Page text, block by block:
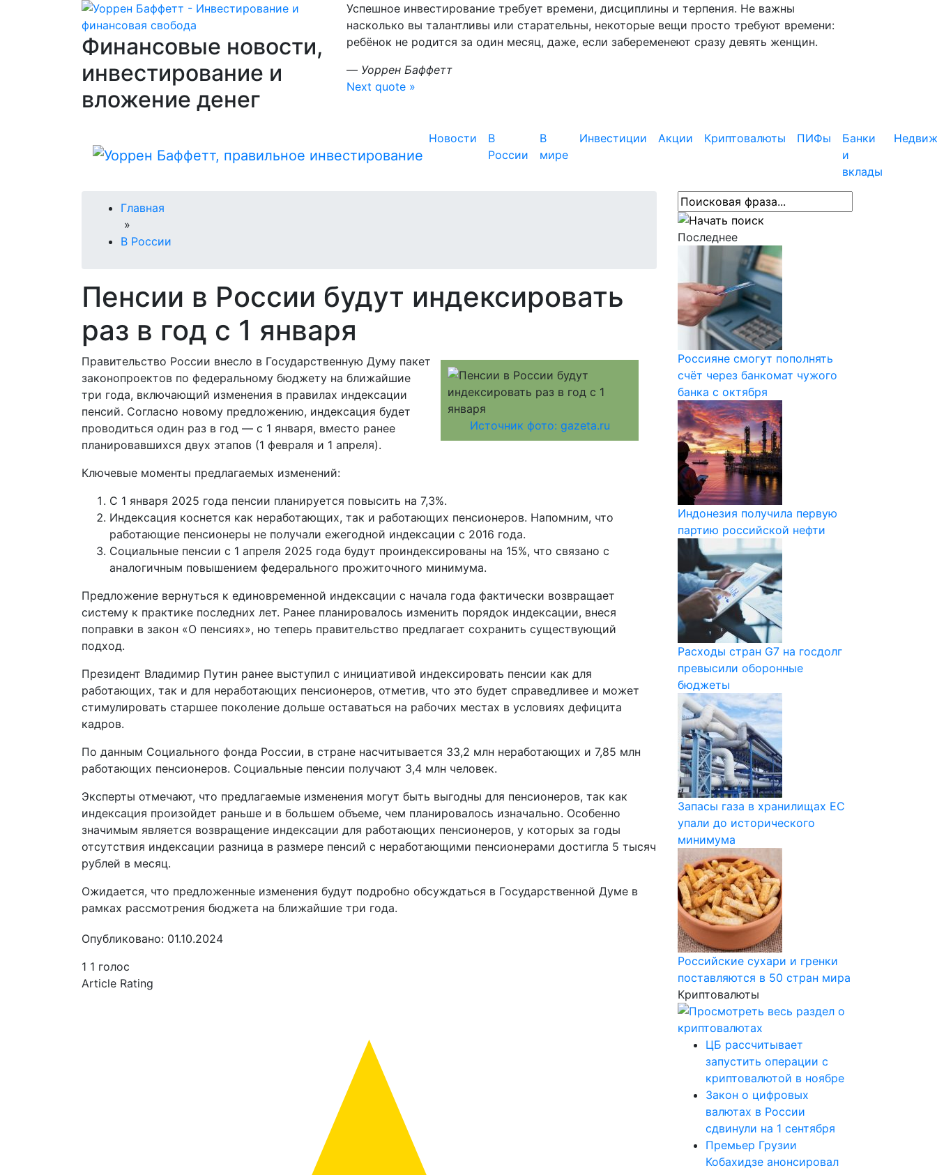
Финансовые новости,
инвестирование и
вложение денег
Успешное инвестирование требует времени, дисциплины и терпения. Не важны
насколько вы талантливы или старательны, некоторые вещи просто требуют времени:
ребёнок не родится за один месяц, даже, если забеременеют сразу девять женщин.
— Уоррен Баффетт
Next quote »
Новости
В
России
В
мире
Инвестиции Акции Криптовалюты ПИФы
Банки
и
вклады
Главная
»
В России
Пенсии в России будут индексировать
раз в год с 1 января
Источник фото: gazeta.ru
Правительство России внесло в Государственную Думу пакет
законопроектов по федеральному бюджету на ближайшие
три года, включающий изменения в правилах индексации
пенсий. Согласно новому предложению, индексация будет
проводиться один раз в год — с 1 января, вместо ранее
планировавшихся двух этапов (1 февраля и 1 апреля).
Ключевые моменты предлагаемых изменений:
С 1 января 2025 года пенсии планируется повысить на 7,3%.
Индексация коснется как неработающих, так и работающих пенсионеров. Напомним, что
работающие пенсионеры не получали ежегодной индексации с 2016 года.
Социальные пенсии с 1 апреля 2025 года будут проиндексированы на 15%, что связано с
аналогичным повышением федерального прожиточного минимума.
Предложение вернуться к единовременной индексации с начала года фактически возвращает
систему к практике последних лет. Ранее планировалось изменить порядок индексации, внеся
поправки в закон «О пенсиях», но теперь правительство предлагает сохранить существующий
подход.
Президент Владимир Путин ранее выступил с инициативой индексировать пенсии как для
работающих, так и для неработающих пенсионеров, отметив, что это будет справедливее и может
стимулировать старшее поколение дольше оставаться на рабочих местах в условиях дефицита
кадров.
По данным Социального фонда России, в стране насчитывается 33,2 млн неработающих и 7,85 млн
работающих пенсионеров. Социальные пенсии получают 3,4 млн человек.
Эксперты отмечают, что предлагаемые изменения могут быть выгодны для пенсионеров, так как
индексация произойдет раньше и в большем объеме, чем планировалось изначально. Особенно
значимым является возвращение индексации для работающих пенсионеров, у которых за годы
отсутствия индексации разница в размере пенсий с неработающими пенсионерами достигла 5 тысяч
рублей в месяц.
Ожидается, что предложенные изменения будут подробно обсуждаться в Государственной Думе в
рамках рассмотрения бюджета на ближайшие три года.
Опубликовано: 01.10.2024
1 1 голос
Article Rating
Последнее
Россияне смогут пополнять
счёт через банкомат чужого
банка с октября
Индонезия получила первую
партию российской нефти
Расходы стран G7 на госдолг
превысили оборонные
бюджеты
Запасы газа в хранилищах ЕС
упали до исторического
минимума
Российские сухари и гренки
поставляются в 50 стран мира
Криптовалюты
ЦБ рассчитывает
запустить операции с
криптовалютой в ноябре
Закон о цифровых
валютах в России
сдвинули на 1 сентября
Премьер Грузии
Кобахидзе анонсировал